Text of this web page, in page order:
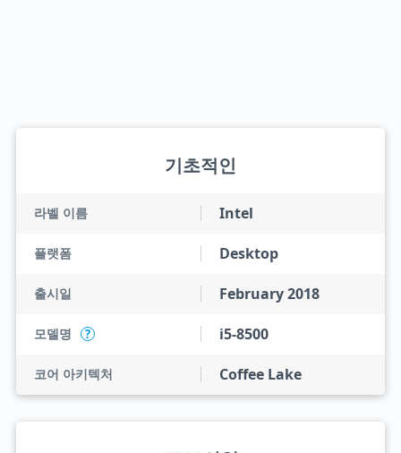
기초적인
라벨 이름 Intel
플랫폼 Desktop
출시일 February 2018
모델명 ? i5-8500
코어 아키텍처 Coffee Lake